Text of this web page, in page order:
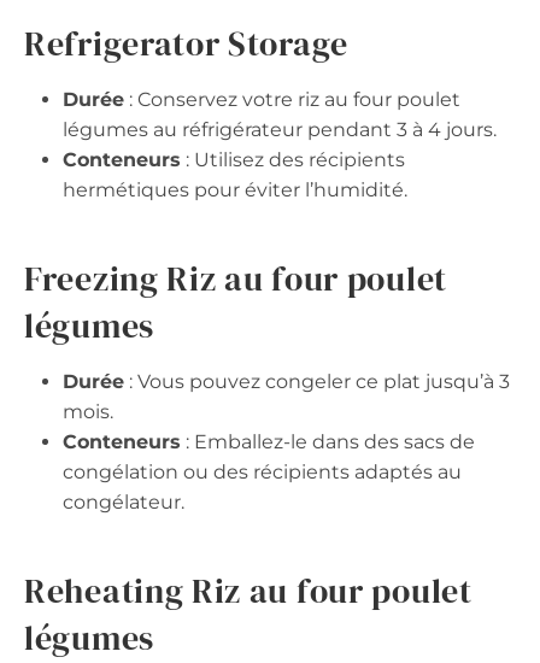
Refrigerator Storage
Durée : Conservez votre riz au four poulet
légumes au réfrigérateur pendant 3 à 4 jours.
Conteneurs : Utilisez des récipients
hermétiques pour éviter l’humidité.
Freezing Riz au four poulet
légumes
Durée : Vous pouvez congeler ce plat jusqu’à 3
mois.
Conteneurs : Emballez-le dans des sacs de
congélation ou des récipients adaptés au
congélateur.
Reheating Riz au four poulet
légumes